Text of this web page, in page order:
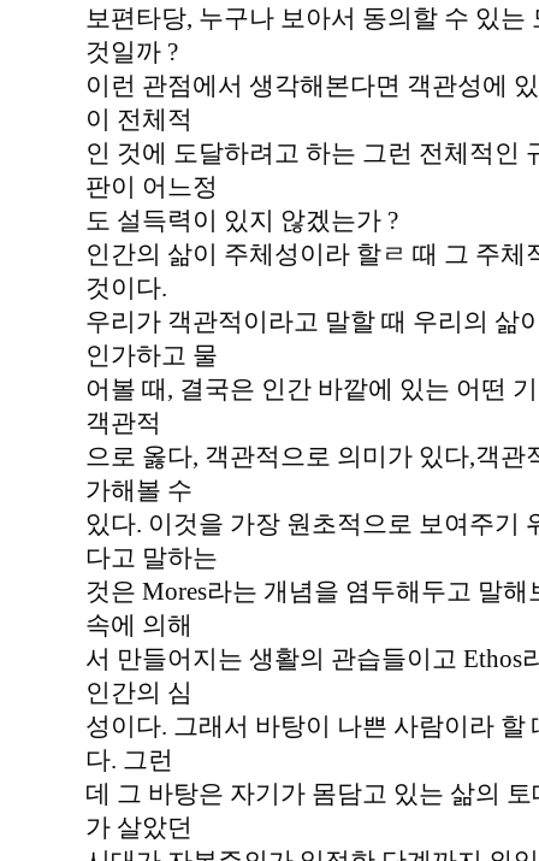
보편타당, 누구나 보아서 동의할 수 있
것일까 ?
이런 관점에서 생각해본다면 객관성에
이 전체적
인 것에 도달하려고 하는 그런 전체적인
판이 어느정
도 설득력이 있지 않겠는가 ?
인간의 삶이 주체성이라 할ㄹ 때 그 주
것이다.
우리가 객관적이라고 말할 때 우리의 삶
인가하고 물
어볼 때, 결국은 인간 바깥에 있는 어떤
객관적
으로 옳다, 객관적으로 의미가 있다,객
가해볼 수
있다. 이것을 가장 원초적으로 보여주기
다고 말하는
것은 Mores라는 개념을 염두해두고 말
속에 의해
서 만들어지는 생활의 관습들이고 Ethos
인간의 심
성이다. 그래서 바탕이 나쁜 사람이라
다. 그런
데 그 바탕은 자기가 몸담고 있는 삶의
가 살았던